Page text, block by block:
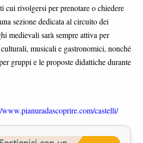
cui rivolgersi per prenotare o chiedere
sezione dedicata al circuito dei
medievali sarà sempre attiva per
musicali e gastronomici, nonché
gruppi e le proposte didattiche durante
www.pianuradascoprire.com/castelli/